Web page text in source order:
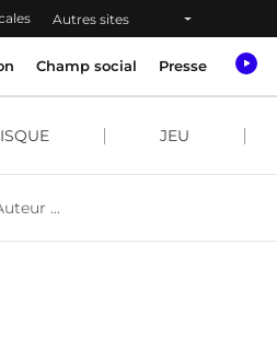
Autres sites
Champ social Presse
JEU